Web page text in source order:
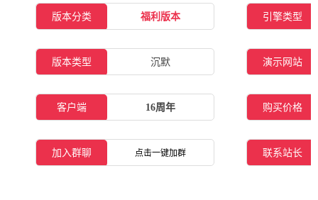
版本分类 福利版本 引擎类型
版本类型 沉默 演示网站
客户端 16周年 购买价格
加入群聊 点击一键加群 联系站长